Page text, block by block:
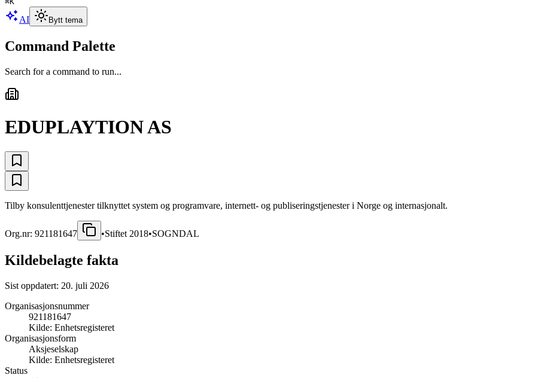
AI Bytt tema
Command Palette
Search for a command to run...
EDUPLAYTION AS
Tilby konsulenttjenester tilknyttet system og programvare, internett- og publiseringstjenester i Norge og internasjonalt.
Org.nr: 921181647 •Stiftet 2018•SOGNDAL
Kildebelagte fakta
Sist oppdatert: 20. juli 2026
Organisasjonsnummer
921181647
Kilde: Enhetsregisteret
Organisasjonsform
Aksjeselskap
Kilde: Enhetsregisteret
Status